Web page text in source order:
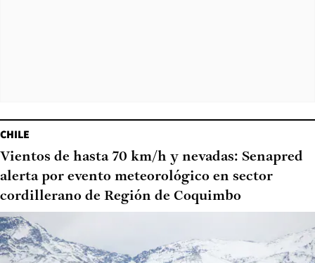
CHILE
Vientos de hasta 70 km/h y nevadas: Senapred
alerta por evento meteorológico en sector
cordillerano de Región de Coquimbo